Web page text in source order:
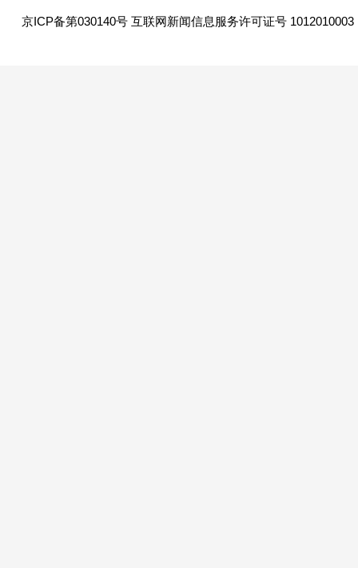
京ICP备第030140号 互联网新闻信息服务许可证号 1012010003